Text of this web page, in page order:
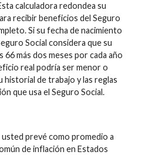
calculadora redondea su
recibir beneficios del Seguro
Si su fecha de nacimiento
Social considera que su
66 más dos meses por cada año
real podría ser menor o
historial de trabajo y las reglas
que usa el Seguro Social.
usted prevé como promedio a
de inflación en Estados